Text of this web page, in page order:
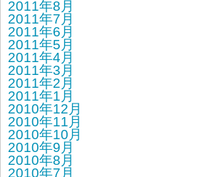
2011年8月
2011年7月
2011年6月
2011年5月
2011年4月
2011年3月
2011年2月
2011年1月
2010年12月
2010年11月
2010年10月
2010年9月
2010年8月
2010年7月